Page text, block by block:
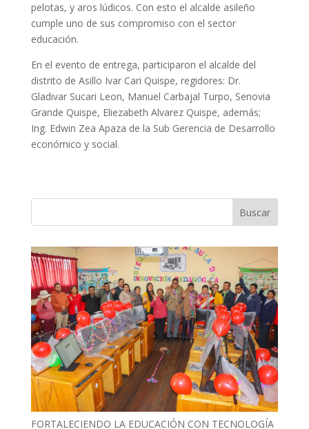
pelotas, y aros lúdicos. Con esto el alcalde asileño
cumple uno de sus compromiso con el sector
educación.
En el evento de entrega, participaron el alcalde del
distrito de Asillo Ivar Cari Quispe, regidores: Dr.
Gladivar Sucari Leon, Manuel Carbajal Turpo, Senovia
Grande Quispe, Eliezabeth Alvarez Quispe, además;
Ing. Edwin Zea Apaza de la Sub Gerencia de Desarrollo
económico y social.
FORTALECIENDO LA EDUCACIÓN CON TECNOLOGÍA